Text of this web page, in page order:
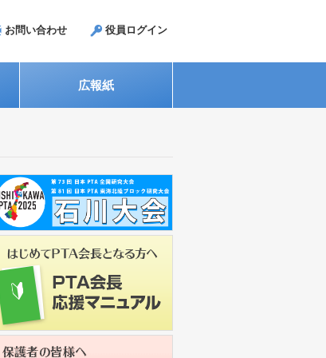
お問い合わせ 役員ログイン
広報紙